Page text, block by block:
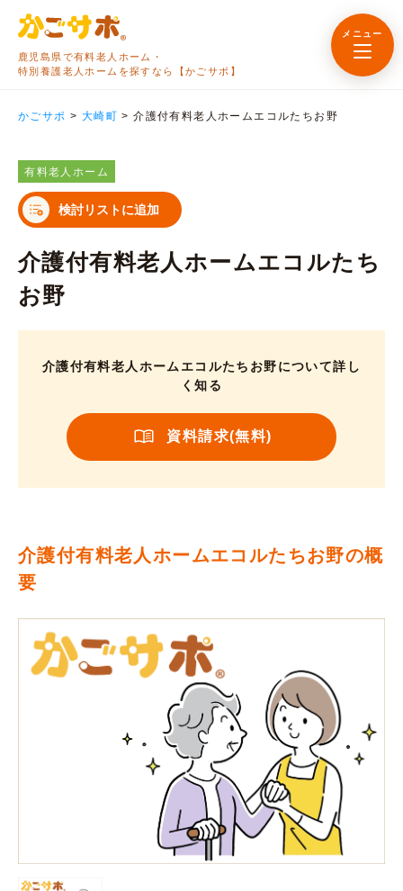
鹿児島県で有料老人ホーム・
特別養護老人ホームを探すなら【かごサポ】
メニュー
かごサポ > 大崎町 >介護付有料老人ホームエコルたちお野
有料老人ホーム
検討リストに追加
介護付有料老人ホームエコルたち
お野
介護付有料老人ホームエコルたちお野について詳し
く知る
資料請求(無料)
介護付有料老人ホームエコルたちお野の概
要